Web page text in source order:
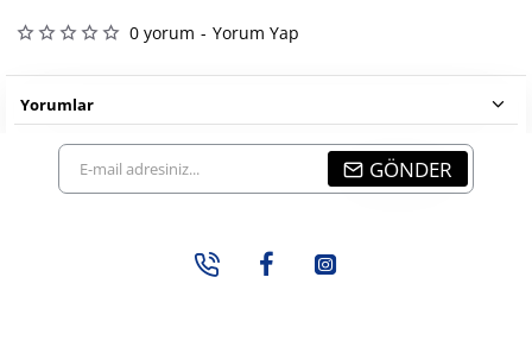
0 yorum - Yorum Yap
Yorumlar
E-
mail
GÖNDER